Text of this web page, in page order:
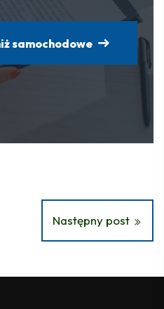
samochodowe
Następny post